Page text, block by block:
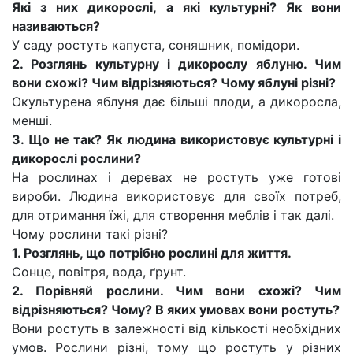
Які з них дикорослі, а які культурні? Як вони
називаються?
У саду ростуть капуста, соняшник, помідори.
2. Розглянь культурну і дикорослу яблуню. Чим
вони схожі? Чим відрізняються? Чому яблуні різні?
Окультурена яблуня дає більші плоди, а дикоросла,
менші.
3. Що не так? Як людина використовує культурні і
дикорослі рослини?
На рослинах і деревах не ростуть уже готові
вироби. Людина використовує для своїх потреб,
для отримання їжі, для створення меблів і так далі.
Чому рослини такі різні?
1. Розглянь, що потрібно рослині для життя.
Сонце, повітря, вода, ґрунт.
2. Порівняй рослини. Чим вони схожі? Чим
відрізняються? Чому? В яких умовах вони ростуть?
Вони ростуть в залежності від кількості необхідних
умов. Рослини різні, тому що ростуть у різних